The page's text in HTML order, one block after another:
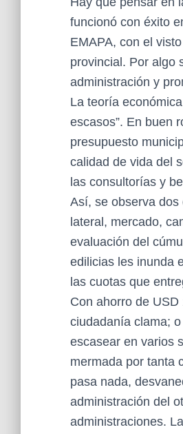
funcionó con éxito
EMAPA, con el
provincial. Por algo
administración y
La teoría
escasos”. En buen
presupuesto
calidad de vida del
las consultorías y
Así, se observa
lateral, mercado,
evaluación del
edilicias les inunda
las cuotas que
Con ahorro de
ciudadanía clama;
escasear en varios
mermada por tanta
pasa nada,
administración del
administraciones.